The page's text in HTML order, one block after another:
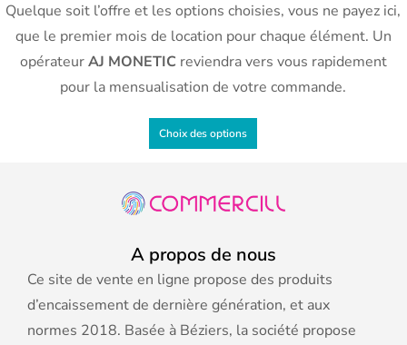
Quelque soit l’offre et les options choisies, vous ne payez ici,
que le premier mois de location pour chaque élément. Un
opérateurAJ MONETIC reviendra vers vous rapidement
pour la mensualisation de votre commande.
Choix des options
A propos de nous
Ce site de vente en ligne propose des produits
d’encaissement de dernière génération, et aux
normes 2018. Basée à Béziers, la société propose